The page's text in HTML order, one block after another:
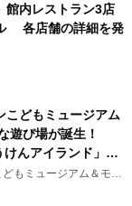
館内レストラン3店
各店舗の詳細を発
こどもミュージアム
遊び場が誕生！
んアイランド」が
もミュージアム＆モー